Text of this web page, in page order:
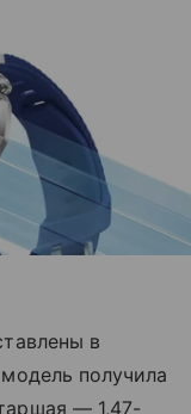
в
получила
— 1,47-